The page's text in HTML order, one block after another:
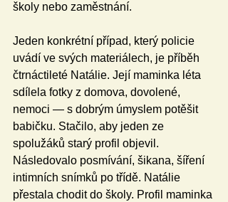
školy nebo zaměstnání.
Jeden konkrétní případ, který policie
uvádí ve svých materiálech, je příběh
čtrnáctileté Natálie. Její maminka léta
sdílela fotky z domova, dovolené,
nemoci — s dobrým úmyslem potěšit
babičku. Stačilo, aby jeden ze
spolužáků starý profil objevil.
Následovalo posmívání, šikana, šíření
intimních snímků po třídě. Natálie
přestala chodit do školy. Profil maminka